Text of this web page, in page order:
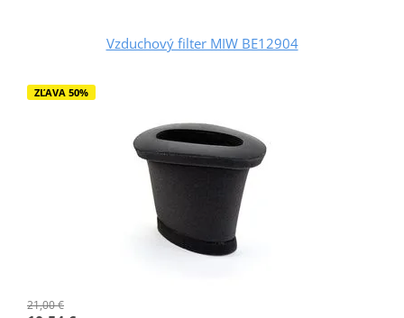
Vzduchový filter MIW BE12904
ZĽAVA 50%
21,00 €